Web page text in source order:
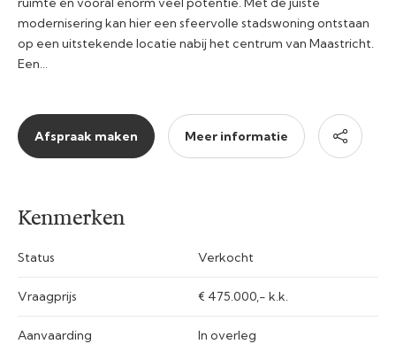
modernisering kan hier een sfeervolle stadswoning ontstaan
op een uitstekende locatie nabij het centrum van Maastricht.
Een…
Afspraak maken Meer informatie
Kenmerken
Status Verkocht
Vraagprijs € 475.000,- k.k.
Aanvaarding In overleg